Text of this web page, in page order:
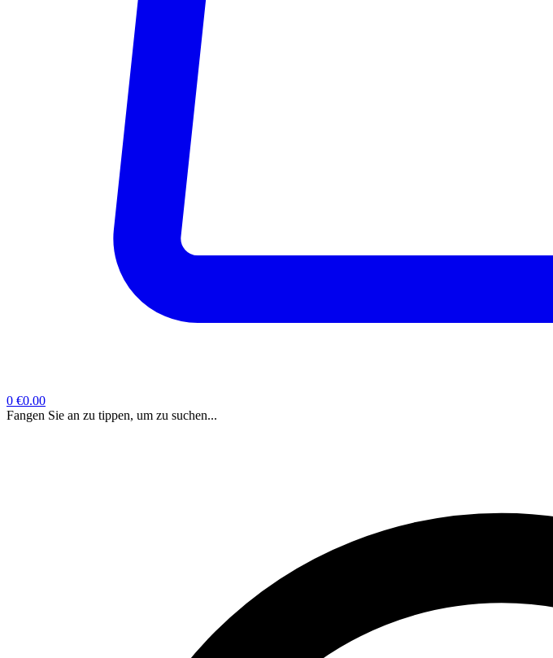
0 €0.00
Fangen Sie an zu tippen, um zu suchen...